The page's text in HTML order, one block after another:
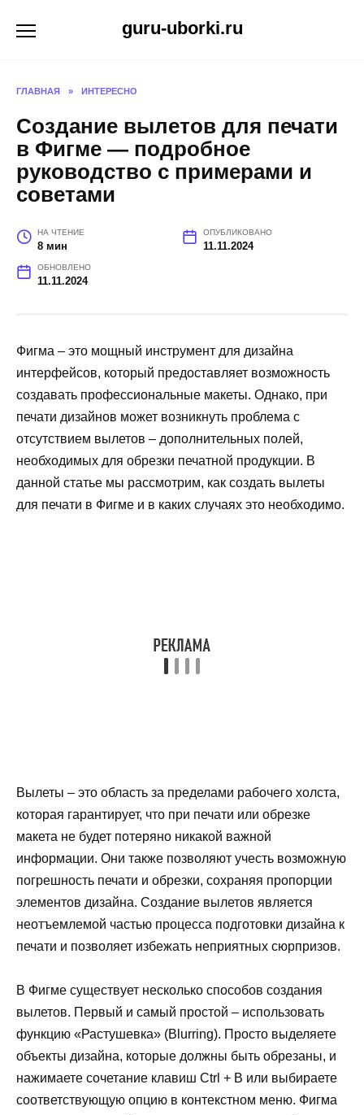
guru-uborki.ru
ГЛАВНАЯ » ИНТЕРЕСНО
Создание вылетов для печати
в Фигме — подробное
руководство с примерами и
советами
НА ЧТЕНИЕ
8 мин
ОПУБЛИКОВАНО
11.11.2024
ОБНОВЛЕНО
11.11.2024
Фигма – это мощный инструмент для дизайна
интерфейсов, который предоставляет возможность
создавать профессиональные макеты. Однако, при
печати дизайнов может возникнуть проблема с
отсутствием вылетов – дополнительных полей,
необходимых для обрезки печатной продукции. В
данной статье мы рассмотрим, как создать вылеты
для печати в Фигме и в каких случаях это необходимо.
Вылеты – это область за пределами рабочего холста,
которая гарантирует, что при печати или обрезке
макета не будет потеряно никакой важной
информации. Они также позволяют учесть возможную
погрешность печати и обрезки, сохраняя пропорции
элементов дизайна. Создание вылетов является
неотъемлемой частью процесса подготовки дизайна к
печати и позволяет избежать неприятных сюрпризов.
В Фигме существует несколько способов создания
вылетов. Первый и самый простой – использовать
функцию «Растушевка» (Blurring). Просто выделяете
объекты дизайна, которые должны быть обрезаны, и
нажимаете сочетание клавиш Ctrl + B или выбираете
соответствующую опцию в контекстном меню. Фигма